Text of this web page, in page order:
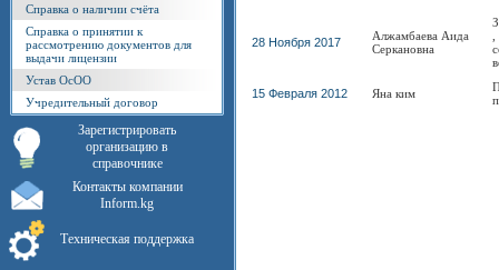
Справка о наличии счёта
Справка о принятии к
рассмотрению документов для
выдачи лицензии
Устав ОсОО
Учредительный договор
Зарегистрировать
организацию в
справочнике
Контакты компании
Inform.kg
Техническая поддержка
28 Ноября 2017
Алжамбаева Аида
Серкановна
15 Февраля 2012 Яна ким